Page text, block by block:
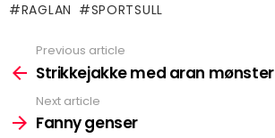
RAGLAN SPORTSULL
more
Previous article
Strikkejakke med aran mønster
Next article
Fanny genser